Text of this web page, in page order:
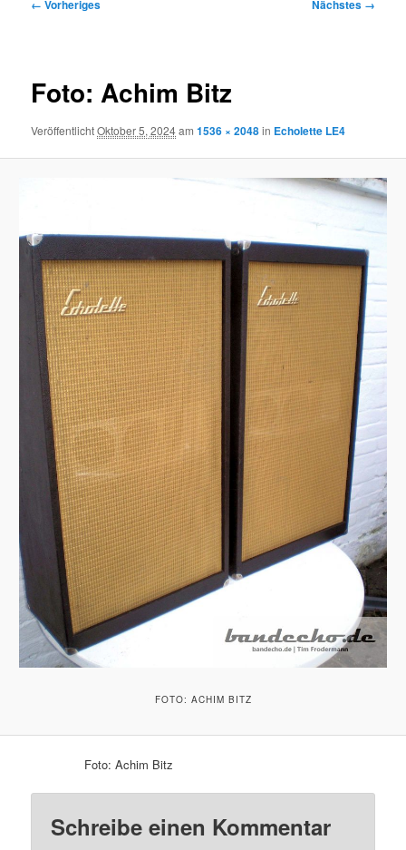
← Vorheriges Nächstes →
Foto: Achim Bitz
VeröffentlichtOktober 5, 2024am1536 × 2048in Echolette LE4
FOTO: ACHIM BITZ
Foto: Achim Bitz
Schreibe einen Kommentar